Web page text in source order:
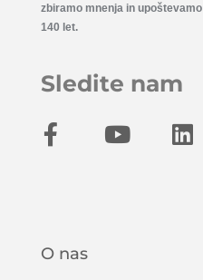
zbiramo mnenja in
140 let.
Sledite nam
O nas